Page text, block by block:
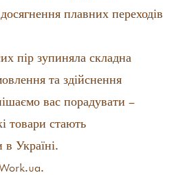
плавних переходів
пір зупиняла складна
та здійснення
вас порадувати –
товари стають
Україні.